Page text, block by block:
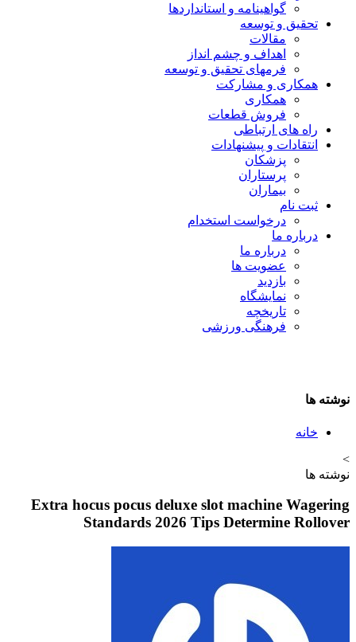
گواهينامه و استانداردها
تحقيق و توسعه
مقالات
اهداف و چشم انداز
فرمهای تحقیق و توسعه
همکاری و مشارکت
همکاری
فروش قطعات
راه های ارتباطی
انتقادات و پيشنهادات
پزشكان
پرستاران
بيماران
ثبت نام
درخواست استخدام
درباره ما
درباره ما
عضویت ها
بازدید
نمایشگاه
تاريخچه
فرهنگی ورزشی
نوشته ها
خانه
>
نوشته ها
Extra hocus pocus deluxe slot machine Wagering
Standards 2026 Tips Determine Rollover